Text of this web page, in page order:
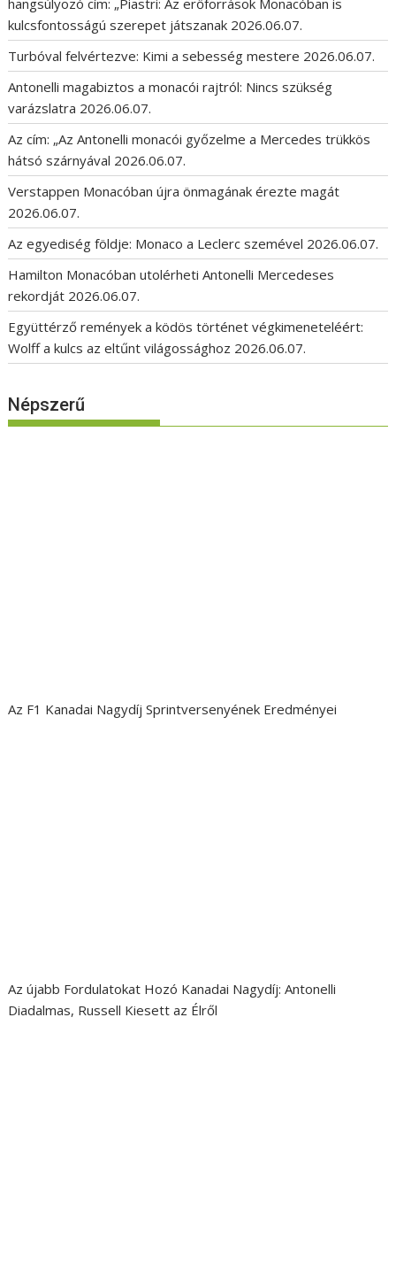
kulcsfontosságú szerepet játszanak 2026.06.07.
Turbóval felvértezve: Kimi a sebesség mestere 2026.06.07.
Antonelli magabiztos a monacói rajtról: Nincs szükség
varázslatra 2026.06.07.
Az cím: „Az Antonelli monacói győzelme a Mercedes trükkös
hátsó szárnyával 2026.06.07.
Verstappen Monacóban újra önmagának érezte magát
2026.06.07.
Az egyediség földje: Monaco a Leclerc szemével 2026.06.07.
Hamilton Monacóban utolérheti Antonelli Mercedeses
rekordját 2026.06.07.
Együttérző remények a ködös történet végkimeneteléért:
Wolff a kulcs az eltűnt világossághoz 2026.06.07.
Népszerű
Az F1 Kanadai Nagydíj Sprintversenyének Eredményei
Az újabb Fordulatokat Hozó Kanadai Nagydíj: Antonelli
Diadalmas, Russell Kiesett az Élről